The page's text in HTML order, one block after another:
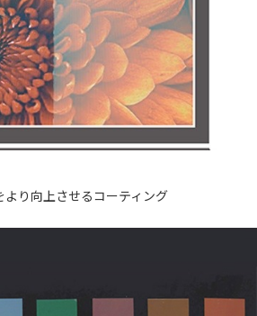
り向上させるコーティング